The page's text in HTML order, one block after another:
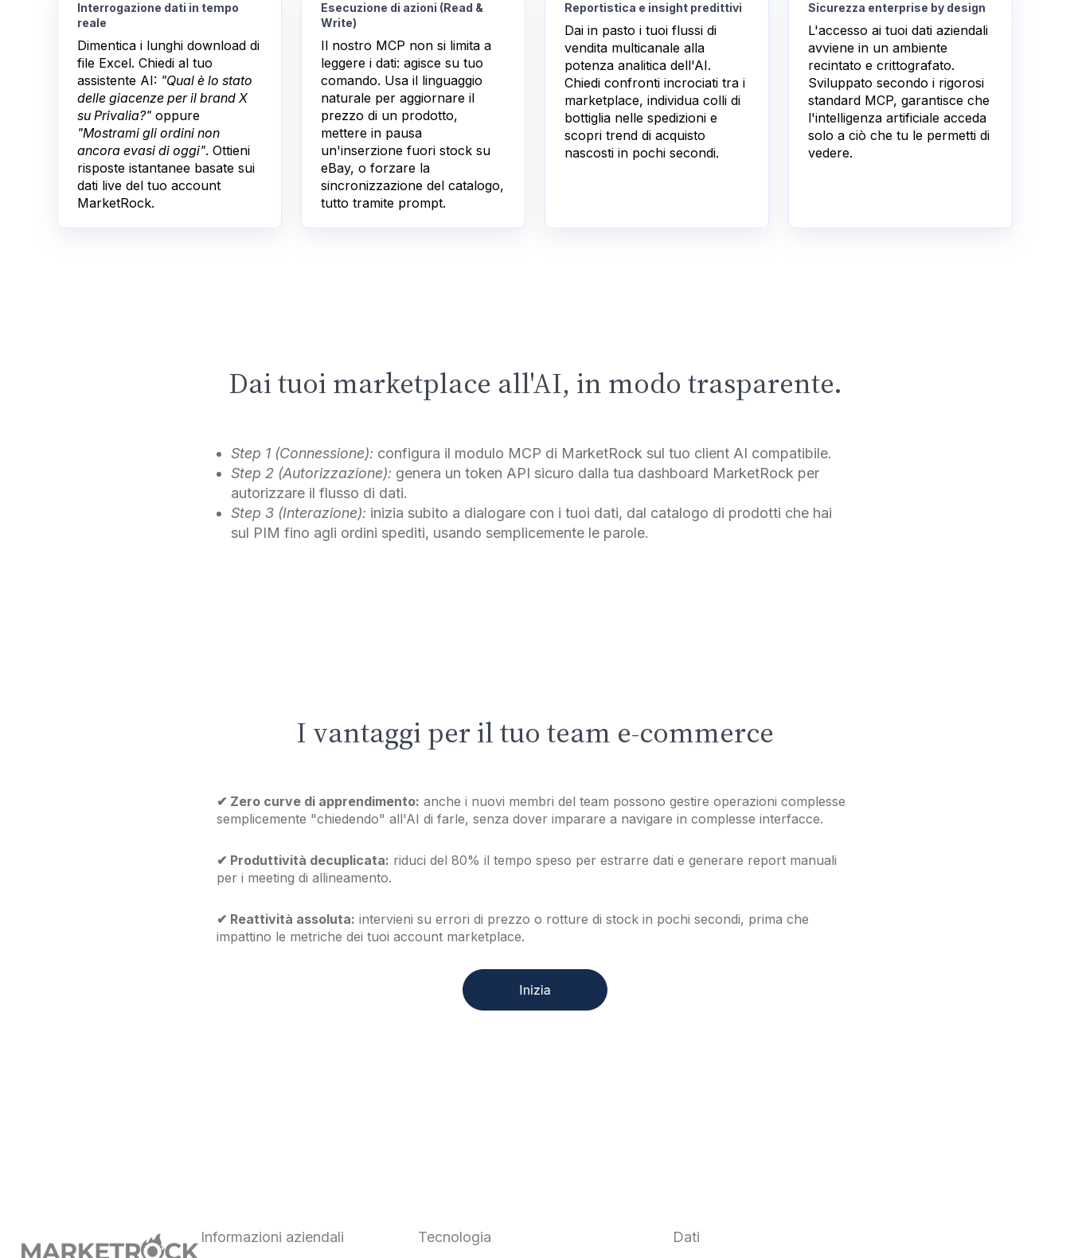
Interrogazione dati in tempo
reale
Dimentica i lunghi download di
file Excel. Chiedi al tuo
assistente AI: "Qual è lo stato
delle giacenze per il brand X
su Privalia?" oppure
"Mostrami gli ordini non
ancora evasi di oggi". Ottieni
risposte istantanee basate sui
dati live del tuo account
MarketRock.
Esecuzione di azioni (Read &
Write)
Il nostro MCP non si limita a
leggere i dati: agisce su tuo
comando. Usa il linguaggio
naturale per aggiornare il
prezzo di un prodotto,
mettere in pausa
un'inserzione fuori stock su
eBay, o forzare la
sincronizzazione del catalogo,
tutto tramite prompt.
Reportistica e insight predittivi
Dai in pasto i tuoi flussi di
vendita multicanale alla
potenza analitica dell'AI.
Chiedi confronti incrociati tra i
marketplace, individua colli di
bottiglia nelle spedizioni e
scopri trend di acquisto
nascosti in pochi secondi.
Sicurezza enterprise by design
L'accesso ai tuoi dati aziendali
avviene in un ambiente
recintato e crittografato.
Sviluppato secondo i rigorosi
standard MCP, garantisce che
l'intelligenza artificiale acceda
solo a ciò che tu le permetti di
vedere.
Dai tuoi marketplace all'AI, in modo trasparente.
Step 1 (Connessione): configura il modulo MCP di MarketRock sul tuo client AI compatibile.
Step 2 (Autorizzazione): genera un token API sicuro dalla tua dashboard MarketRock per
autorizzare il flusso di dati.
Step 3 (Interazione): inizia subito a dialogare con i tuoi dati, dal catalogo di prodotti che hai
sul PIM fino agli ordini spediti, usando semplicemente le parole.
I vantaggi per il tuo team e-commerce
✔ Zero curve di apprendimento: anche i nuovi membri del team possono gestire operazioni complesse
semplicemente "chiedendo" all'AI di farle, senza dover imparare a navigare in complesse interfacce.
✔ Produttività decuplicata: riduci del 80% il tempo speso per estrarre dati e generare report manuali
per i meeting di allineamento.
✔ Reattività assoluta: intervieni su errori di prezzo o rotture di stock in pochi secondi, prima che
impattino le metriche dei tuoi account marketplace.
Informazioni aziendali Tecnologia Dati